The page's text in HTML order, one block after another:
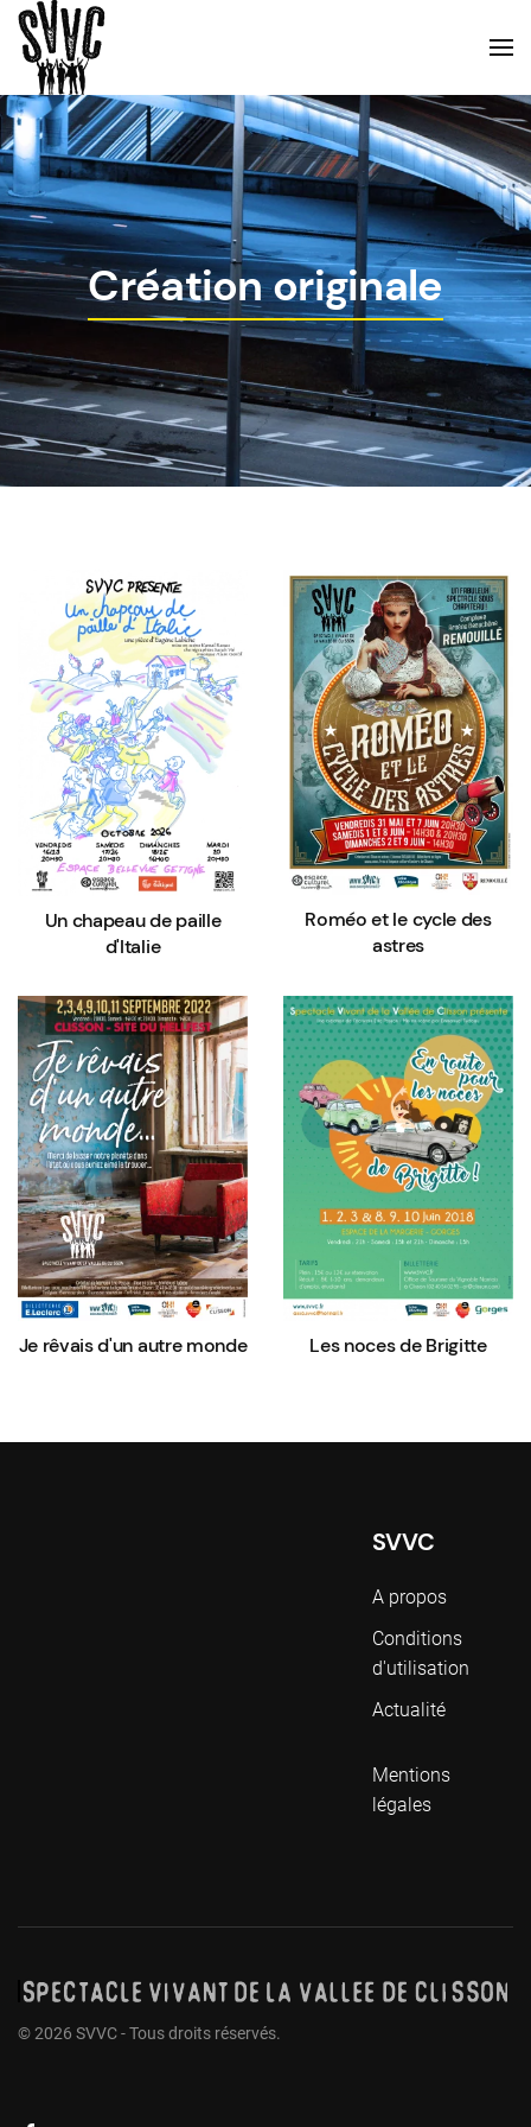
Création originale
Un chapeau de paille
d'Italie
Roméo et le cycle des
astres
Je rêvais d'un autre monde Les noces de Brigitte
SVVC
A propos
Conditions
d'utilisation
Actualité
Mentions
légales
©2026 SVVC - Tous droits réservés.